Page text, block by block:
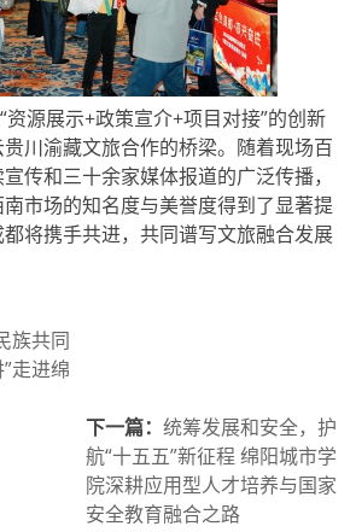
源展示+政策宣介+项目对接”的创新
川渝藏文旅合作的桥梁。随着现场百
传和三十余家媒体报道的广泛传播，
市场的知名度与美誉度得到了显著提
将携手共进，共同谱写文旅融合发展
族共同
走进绵
下一篇： 统筹发展和安全，护
航“十五五”新征程 绵阳城市学
院深耕应用型人才培养与国家
安全教育融合之路